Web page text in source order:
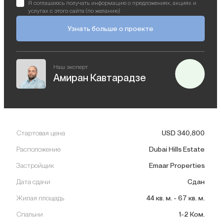
Я соглашаюсь получать информацию о предложениях, акциях и
услугах с этого сайта (по желанию)
Узнать больше о проекте
Наш эксперт
Амиран Кавтарадзе
Стартовая цена USD 340,800
Расположение Dubai Hills Estate
Застройщик Emaar Properties
Дата сдачи Сдан
Жилая площадь 44кв. м. - 67 кв. м.
Спальни 1-2 Ком.